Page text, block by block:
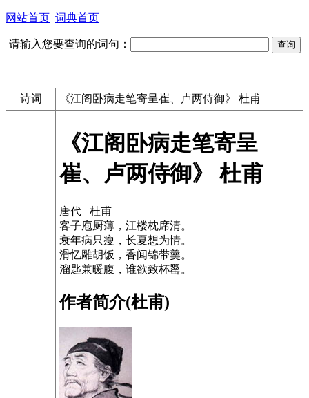
网站首页 词典首页
请输入您要查询的词句：
诗词 《江阁卧病走笔寄呈崔、卢两侍御》 杜甫
《江阁卧病走笔寄呈
崔、卢两侍御》 杜甫
唐代 杜甫
客子庖厨薄，江楼枕席清。
衰年病只瘦，长夏想为情。
滑忆雕胡饭，香闻锦带羹。
溜匙兼暖腹，谁欲致杯罂。
作者简介(杜甫)